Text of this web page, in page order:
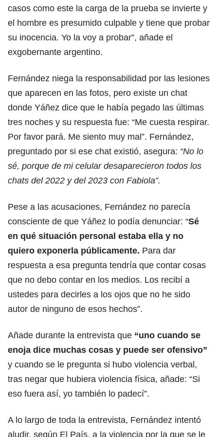
casos como este la carga de la prueba se invierte y
el hombre es presumido culpable y tiene que probar
su inocencia. Yo la voy a probar”, añade el
exgobernante argentino.
Fernández niega la responsabilidad por las lesiones
que aparecen en las fotos, pero existe un chat
donde Yáñez dice que le había pegado las últimas
tres noches y su respuesta fue: “Me cuesta respirar.
Por favor pará. Me siento muy mal”. Fernández,
preguntado por si ese chat existió, asegura: “No lo
sé, porque de mi celular desaparecieron todos los
chats del 2022 y del 2023 con Fabiola”.
Pese a las acusaciones, Fernández no parecía
consciente de que Yáñez lo podía denunciar: “Sé
en qué situación personal estaba ella y no
quiero exponerla públicamente. Para dar
respuesta a esa pregunta tendría que contar cosas
que no debo contar en los medios. Los recibí a
ustedes para decirles a los ojos que no he sido
autor de ninguno de esos hechos”.
Añade durante la entrevista que “uno cuando se
enoja dice muchas cosas y puede ser ofensivo”
y cuando se le pregunta si hubo violencia verbal,
tras negar que hubiera violencia física, añade: “Si
eso fuera así, yo también lo padecí”.
A lo largo de toda la entrevista, Fernández intentó
aludir, según El País, a la violencia por la que se le